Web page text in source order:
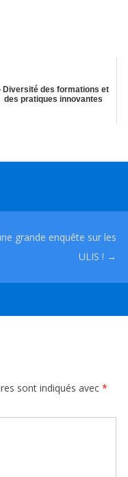
Diversité des formations et
des pratiques innovantes
grande enquête sur les
ULIS ! →
sont indiqués avec *